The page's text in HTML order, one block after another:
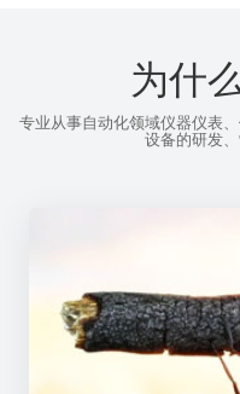
为什
专业从事自动化领域仪器仪表
设备的研发